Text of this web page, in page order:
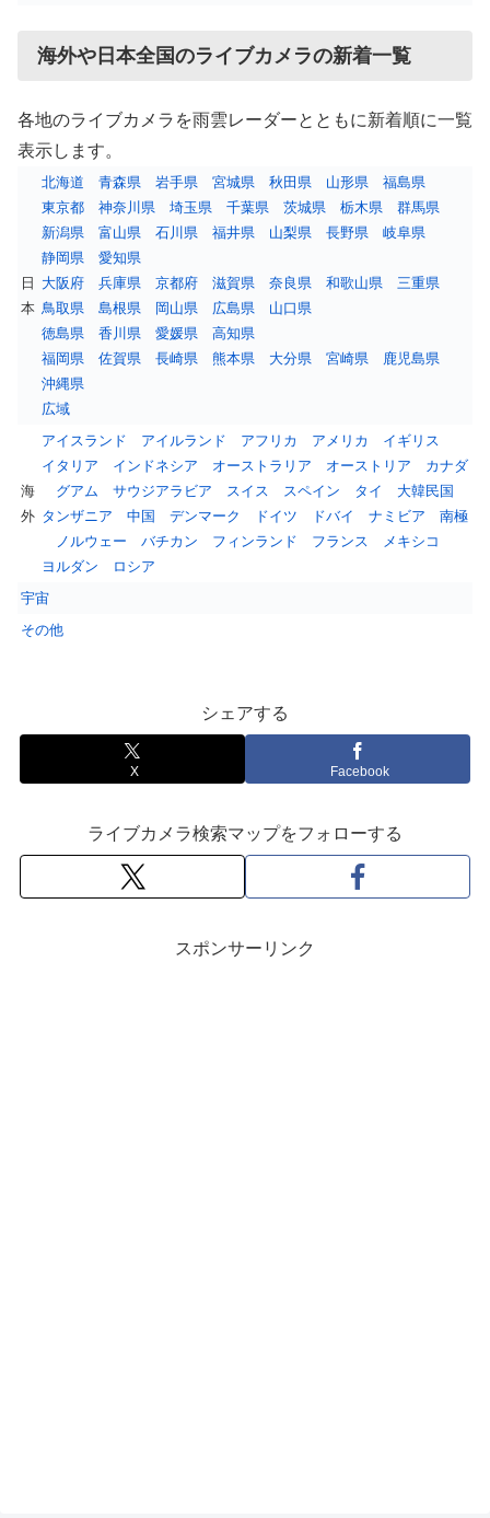
海外や日本全国のライブカメラの新着一覧
各地のライブカメラを雨雲レーダーとともに新着順に一覧
表示します。
日
本
北海道 青森県 岩手県 宮城県 秋田県 山形県
福島県
東京都
神奈川県 埼玉県 千葉県 茨城県 栃木県
群馬県
新潟県
富山県 石川県 福井県 山梨県 長野県
岐阜県
静岡県
愛知県
大阪府
兵庫県 京都府 滋賀県 奈良県 和歌山県
三重県
鳥取県
島根県 岡山県 広島県
山口県
徳島県
香川県 愛媛県
高知県
福岡県
佐賀県 長崎県 熊本県 大分県 宮崎県
鹿児島県
沖縄県
広域
海
外
アイスランド アイルランド アフリカ アメリカ
イギリス
イタリア
インドネシア オーストラリア オーストリア
カナダ
グアム
サウジアラビア スイス スペイン タイ
大韓民国
タンザニア
中国 デンマーク ドイツ ドバイ ナミビア
南極
ノルウェー
バチカン フィンランド フランス
メキシコ
ヨルダン
ロシア
宇宙
その他
シェアする
X Facebook
ライブカメラ検索マップをフォローする
スポンサーリンク